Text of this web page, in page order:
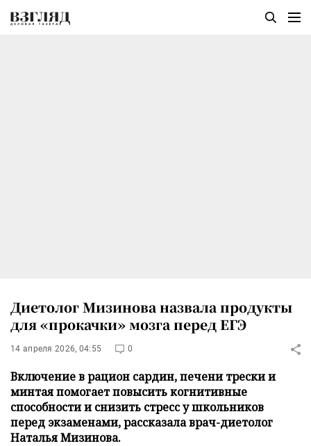
Диетолог Мизинова назвала продукты
для «прокачки» мозга перед ЕГЭ
14 апреля 2026, 04:55 0
Включение в рацион сардин, печени трески и
минтая помогает повысить когнитивные
способности и снизить стресс у школьников
перед экзаменами, рассказала врач-диетолог
Наталья Мизинова.